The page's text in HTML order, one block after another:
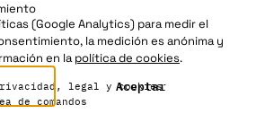
legal y cookies
de comandos
(Google Analytics) para medir el
la medición es anónima y
en lapolítica de cookies.
Aceptar